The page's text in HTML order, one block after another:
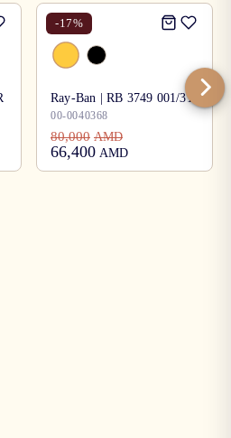
-17%
Ray-Ban | RB 3749 001/31
00-0040368
80,000 AMD
66,400 AMD